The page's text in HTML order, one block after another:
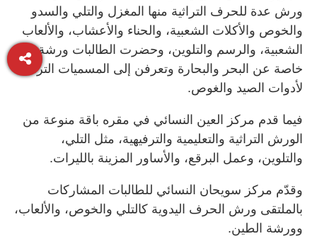
ورش عدة للحرف التراثية منها المغزل والتلي والسدو
والخوص والأكلات الشعبية، والحناء والأعشاب، والألعاب
الشعبية، والرسم والتلوين، وحضرت الطالبات ورشة
خاصة عن البحر والبحارة وتعرفن إلى المسميات التراثية
لأدوات الصيد والغوص.
فيما قدم مركز العين النسائي في مقره باقة منوعة من
الورش التراثية والتعليمية والترفيهية، مثل التلي،
والتلوين، وعمل البرقع، والأساور المزينة بالليرات.
وقدّم مركز سويحان النسائي للطالبات المشاركات
بالملتقى ورش الحرف اليدوية كالتلي والخوص، والألعاب،
وورشة الطين.